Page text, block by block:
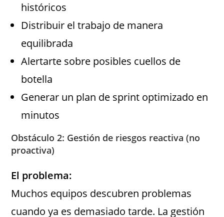
históricos
Distribuir el trabajo de manera
equilibrada
Alertarte sobre posibles cuellos de
botella
Generar un plan de sprint optimizado en
minutos
Obstáculo 2: Gestión de riesgos reactiva (no
proactiva)
El problema:
Muchos equipos descubren problemas
cuando ya es demasiado tarde. La gestión